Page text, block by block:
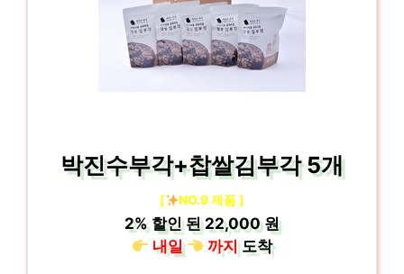
박진수부각+찹쌀김부각 5개
[ NO.9 제품 ]
2%할인 된22,000 원
내일
까지도착